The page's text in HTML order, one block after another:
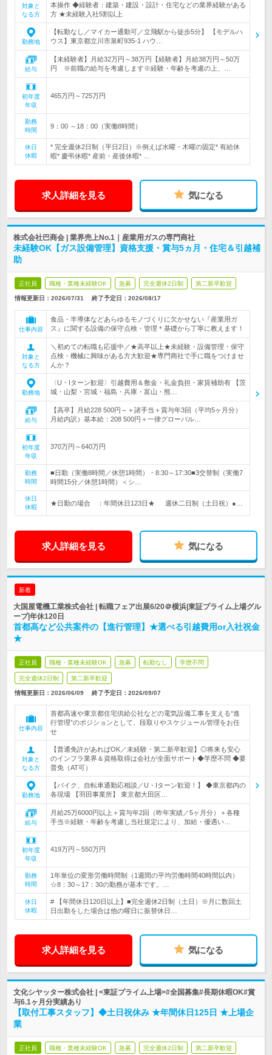
対象と
なる方
本操作 ◆経験者：建築・建設・設計・住宅などの業界経験がある
方 ★未経験入社5割以上
勤務地
【転勤なし／マイカー通勤可／立飛駅から徒歩5分】 【モデルハ
ウス】東京都立川市泉町935-1 ハウ…
給与
【未経験者】月給32万円～38万円【経験者】月給38万円～50万
円 ※前職の給与を考慮します※経験・年齢を考慮の上、…
初年度
年収
465万円～725万円
勤務
時間
9：00 ～18：00（実働8時間）
休日
休暇
* 完全週休2日制（平日2日）※例えば水曜・木曜の固定* 有給休
暇* 慶弔休暇* 産前・産後休暇* …
求人詳細を見る 気になる
株式会社巴商会 | 業界売上No.1｜産業用ガスの専門商社
未経験OK【ガス設備管理】資格支援・賞与5ヵ月・住宅＆引越補
助
正社員 職種・業種未経験OK 急募 完全週休2日制 第二新卒歓迎
情報更新日：2026/07/31 終了予定日： 2026/08/17
仕事内容
食品・半導体などあらゆるモノづくりに欠かせない『産業用ガ
ス』に関する設備の保守点検・管理＊基礎から丁寧に教えます！
対象と
なる方
＼初めての転職も応援中／★高卒以上★未経験・設備管理・保守
点検・機械に興味がある方大歓迎★専門商社で手に職をつけませ
んか？
勤務地
〈U・Iターン歓迎〉引越費用＆敷金・礼金負担・家賃補助有 【茨
城・山梨・宮城・福島・兵庫・富山・熊…
給与
【高卒】月給228 500円～＋諸手当＋賞与年3回（平均5ヶ月分）
月給内訳）基本給：208 500円＋一律グローバル…
初年度
年収
370万円～640万円
勤務
時間
■日勤（実働8時間／休憩1時間）・8:30～17:30■3交替制（実働7
時間15分／休憩1時間）＜シ…
休日
休暇
★日勤の場合 ：年間休日123日★ 週休二日制（土日祝）●…
求人詳細を見る 気になる
新着
大国屋電機工業株式会社 | 転職フェア出展6/20＠横浜|東証プライム上場グル
ープ|年休120日
首都高など公共案件の【進行管理】★選べる引越費用or入社祝金
★
正社員 職種・業種未経験OK 急募 転勤なし 学歴不問
完全週休2日制 第二新卒歓迎
情報更新日：2026/06/09 終了予定日： 2026/09/07
仕事内容
首都高速や東京都住宅供給公社などの電気設備工事を支える“進
行管理”のポジションとして、段取りやスケジュール管理をお任
せ
対象と
なる方
【普通免許があればOK／未経験・第二新卒歓迎】◎将来も安心
のインフラ業界＆資格取得は会社が全面サポート◆学歴不問 ◆要
普免（AT可）
勤務地
【バイク、自転車通勤応相談／U・Iターン歓迎！】 ◆東京都内の
各現場 【羽田事業所】 東京都大田区…
給与
月給25万6000円以上＋賞与年2回（昨年実績／5ヶ月分）＋各種
手当※経験・年齢を考慮し当社規定により、加給・優遇い…
初年度
年収
419万円～550万円
勤務
時間
1年単位の変形労働時間制（1週間の平均労働時間40時間以内）
☆8：30～17：30の勤務が基本です。…
休日
休暇
# 【年間休日120日以上】■完全週休2日制（土日）※月に数回土
日出勤をした場合は他の曜日に振替休日…
求人詳細を見る 気になる
文化シヤッター株式会社 | <東証プライム上場>#全国募集#長期休暇OK#賞
与6.1ヶ月分実績あり
【取付工事スタッフ】◆土日祝休み ★年間休日125日 ★上場企
業
正社員 職種・業種未経験OK 急募 完全週休2日制 第二新卒歓迎